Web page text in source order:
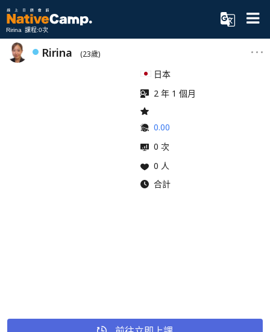
Ririna 課程:0次
Ririna (23歲)
日本
2 年 1 個月
0.00
0 次
0 人
合計